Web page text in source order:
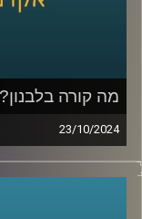
מה קורה
23/10/2024
מה לא נאמר כבר על
אין ספק שיש לנו